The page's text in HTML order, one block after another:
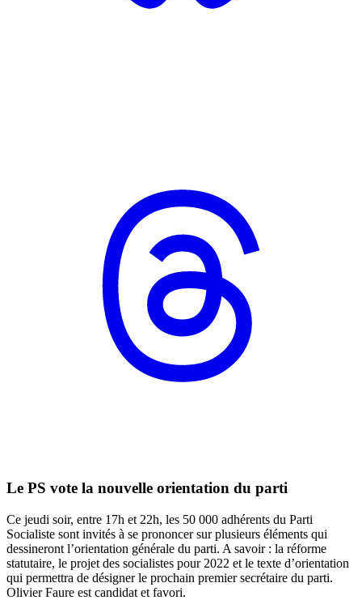
Le PS vote la nouvelle orientation du parti
Ce jeudi soir, entre 17h et 22h, les 50 000 adhérents du Parti
Socialiste sont invités à se prononcer sur plusieurs éléments qui
dessineront l’orientation générale du parti. A savoir : la réforme
statutaire, le projet des socialistes pour 2022 et le texte d’orientation
qui permettra de désigner le prochain premier secrétaire du parti.
Olivier Faure est candidat et favori.